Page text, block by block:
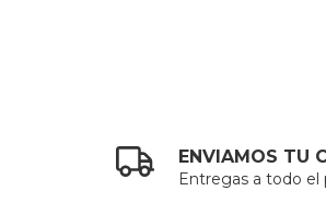
ENVIAMOS TU
Entregas a todo el